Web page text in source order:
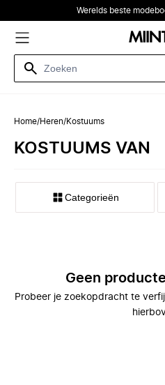
Werelds beste
Home/Heren/Kostuums
KOSTUUMS VAN
Categorieën
Geen
Probeer je zoekopdracht te